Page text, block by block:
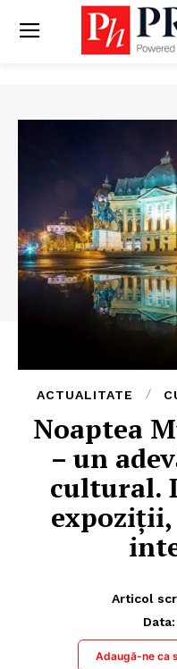
ACTUALITATE
Noaptea
– un
cultural.
Articol
Data:
Adaugă-ne ca